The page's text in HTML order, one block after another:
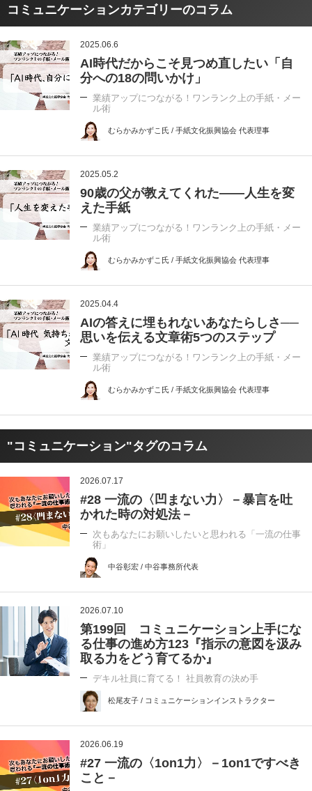
コミュニケーションカテゴリーのコラム
2025.06.6
AI時代だからこそ見つめ直したい「自
分への18の問いかけ」
業績アップにつながる！ワンランク上の手紙・メー
ル術
むらかみかずこ氏 / 手紙文化振興協会 代表理事
2025.05.2
90歳の父が教えてくれた――人生を変
えた手紙
業績アップにつながる！ワンランク上の手紙・メー
ル術
むらかみかずこ氏 / 手紙文化振興協会 代表理事
2025.04.4
AIの答えに埋もれないあなたらしさ──
思いを伝える文章術5つのステップ
業績アップにつながる！ワンランク上の手紙・メー
ル術
むらかみかずこ氏 / 手紙文化振興協会 代表理事
"コミュニケーション"タグのコラム
2026.07.17
#28 一流の〈凹まない力〉－暴言を吐
かれた時の対処法－
次もあなたにお願いしたいと思われる「一流の仕事
術」
中谷彰宏 / 中谷事務所代表
2026.07.10
第199回 コミュニケーション上手にな
る仕事の進め方123『指示の意図を汲み
取る力をどう育てるか』
デキル社員に育てる！ 社員教育の決め手
松尾友子 / コミュニケーションインストラクター
2026.06.19
#27 一流の〈1on1力〉－1on1ですべき
こと－